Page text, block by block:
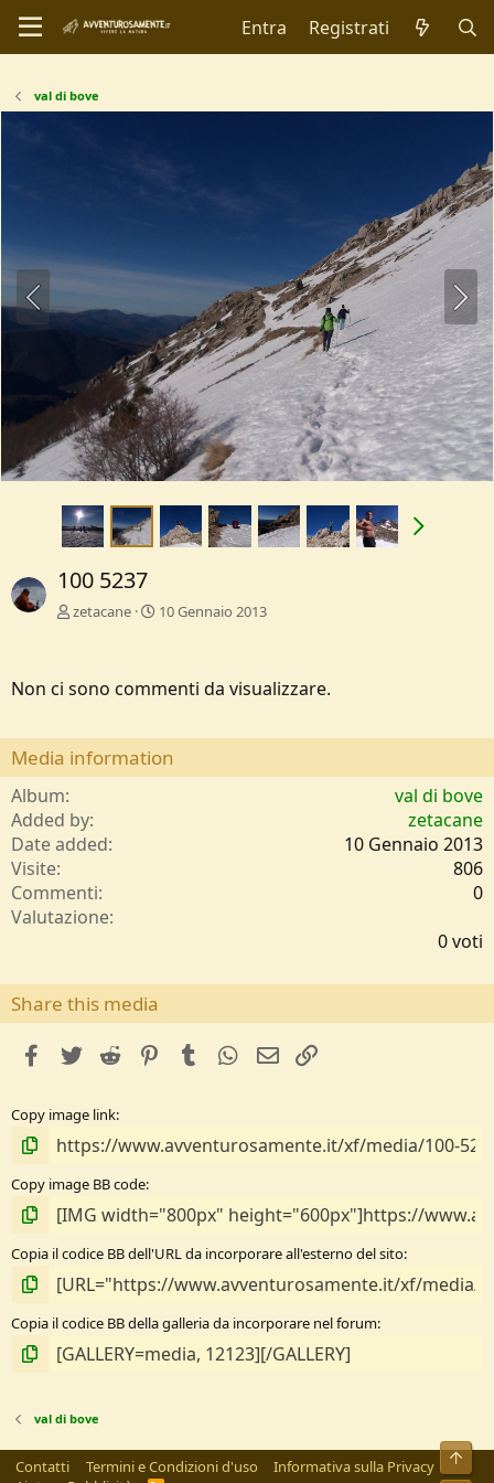
Entra Registrati
val di bove
100 5237
zetacane 10 Gennaio 2013
Non ci sono commenti da visualizzare.
Media information
Album
val di bove
Added by
zetacane
Date added
10 Gennaio 2013
Visite
806
Commenti
0
Valutazione
0
t
0 voti
Share this media
facebookTwitterReddit PinterestTumblrWhatsApp
e-mail
Copy image link
Copy image BB code
Copia il codice BB dell'URL da incorporare all'esterno del sito
Copia il codice BB della galleria da incorporare nel forum
val di bove
Contatti Termini e Condizioni d'uso
Informativa sulla Privacy
Alto